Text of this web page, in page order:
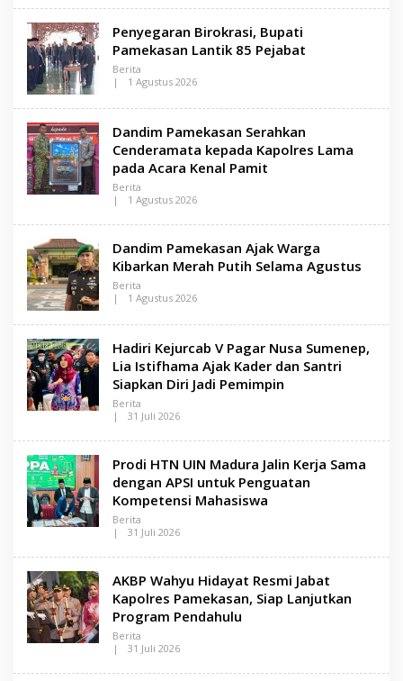
U
A
L
H
L
E
N
M
D
U
A
Penyegaran Birokrasi, Bupati
Pamekasan Lantik 85 Pejabat
Berita
|
1 Agustus 2026
L
H
L
E
N
S
A
M
U
A
Dandim Pamekasan Serahkan
Cenderamata kepada Kapolres Lama
pada Acara Kenal Pamit
Berita
|
1 Agustus 2026
L
H
L
E
N
M
D
U
A
Dandim Pamekasan Ajak Warga
Kibarkan Merah Putih Selama Agustus
Berita
|
1 Agustus 2026
L
H
L
E
N
S
A
M
U
A
Hadiri Kejurcab V Pagar Nusa Sumenep,
Lia Istifhama Ajak Kader dan Santri
Siapkan Diri Jadi Pemimpin
Berita
|
31 Juli 2026
L
H
L
E
N
S
A
M
A
U
R
A
Prodi HTN UIN Madura Jalin Kerja Sama
dengan APSI untuk Penguatan
Kompetensi Mahasiswa
Berita
|
31 Juli 2026
L
H
L
E
N
S
A
M
A
AKBP Wahyu Hidayat Resmi Jabat
Kapolres Pamekasan, Siap Lanjutkan
Program Pendahulu
Berita
|
31 Juli 2026
L